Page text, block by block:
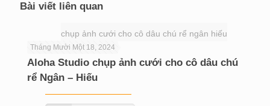
Bài viết liên quan
chụp ảnh cưới cho cô dâu chú rể ngân hiếu
Tháng Mười Một 18, 2024
Aloha Studio chụp ảnh cưới cho cô dâu chú
rể Ngân – Hiếu